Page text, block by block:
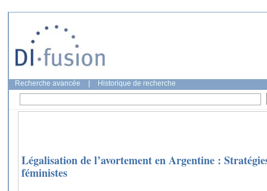
Recherche avancée Historique de recherche
Légalisation de l’avortement en Argentine :
féministes